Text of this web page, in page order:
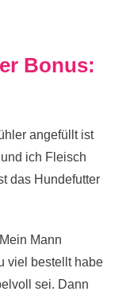
Bonus:
angefüllt ist
ich Fleisch
das Hundefutter
Mann
viel bestellt habe
sei. Dann